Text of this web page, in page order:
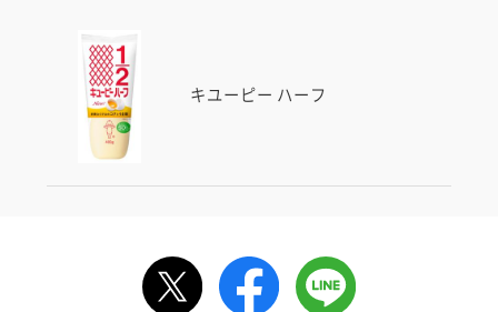
キユーピー ハーフ